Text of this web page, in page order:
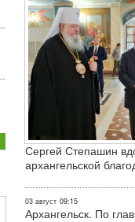
Сергей Степашин
архангельской
03 август 09:15
Архангельск. По